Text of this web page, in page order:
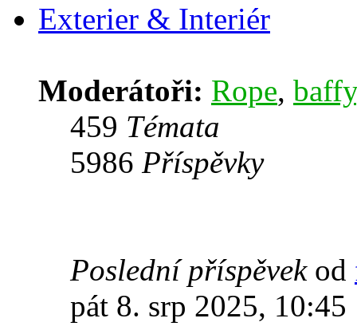
Exterier & Interiér
Moderátoři: Rope, baffy
459 Témata
5986 Příspěvky
Poslední příspěvekod
pát 8. srp 2025, 10:45